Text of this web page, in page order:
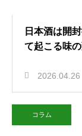
日本酒は開
て起こる味
2026.04.26
コラム